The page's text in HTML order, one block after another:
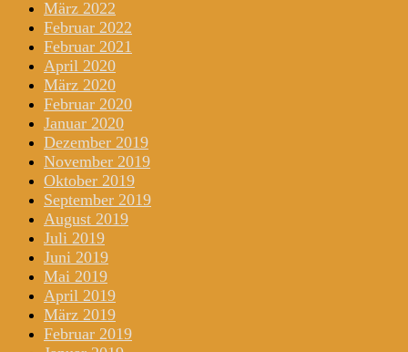
März 2022
Februar 2022
Februar 2021
April 2020
März 2020
Februar 2020
Januar 2020
Dezember 2019
November 2019
Oktober 2019
September 2019
August 2019
Juli 2019
Juni 2019
Mai 2019
April 2019
März 2019
Februar 2019